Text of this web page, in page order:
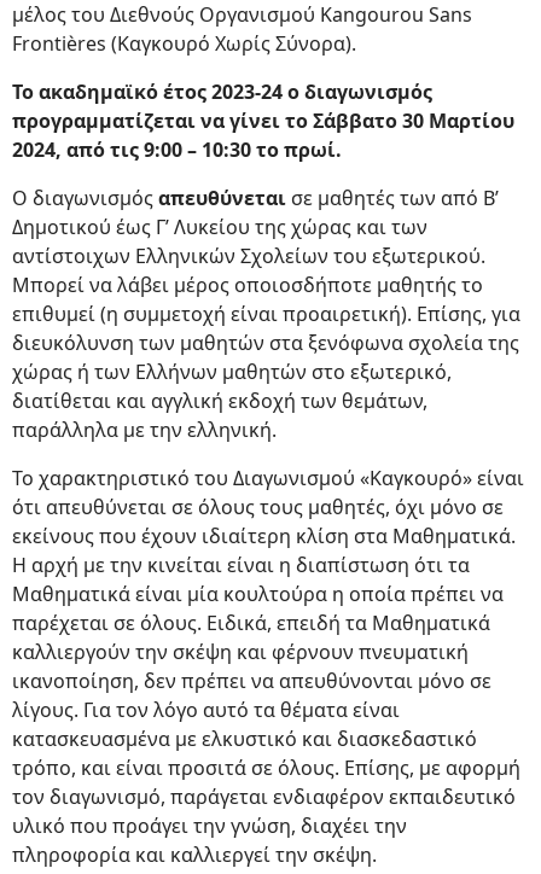
μέλος του Διεθνούς Οργανισμού Kangourou Sans
Frontières (Καγκουρό Χωρίς Σύνορα).
Το ακαδημαϊκό έτος 2023-24 ο διαγωνισμός
προγραμματίζεται να γίνει το Σάββατο 30 Μαρτίου
2024, από τις 9:00 – 10:30 το πρωί.
Ο διαγωνισμόςαπευθύνεται σε μαθητές των από Β’
Δημοτικού έως Γ’ Λυκείου της χώρας και των
αντίστοιχων Ελληνικών Σχολείων του εξωτερικού.
Μπορεί να λάβει μέρος οποιοσδήποτε μαθητής το
επιθυμεί (η συμμετοχή είναι προαιρετική). Επίσης, για
διευκόλυνση των μαθητών στα ξενόφωνα σχολεία της
χώρας ή των Ελλήνων μαθητών στο εξωτερικό,
διατίθεται και αγγλική εκδοχή των θεμάτων,
παράλληλα με την ελληνική.
Το χαρακτηριστικό του Διαγωνισμού «Καγκουρό» είναι
ότι απευθύνεται σε όλους τους μαθητές, όχι μόνο σε
εκείνους που έχουν ιδιαίτερη κλίση στα Μαθηματικά.
Η αρχή με την κινείται είναι η διαπίστωση ότι τα
Μαθηματικά είναι μία κουλτούρα η οποία πρέπει να
παρέχεται σε όλους. Ειδικά, επειδή τα Μαθηματικά
καλλιεργούν την σκέψη και φέρνουν πνευματική
ικανοποίηση, δεν πρέπει να απευθύνονται μόνο σε
λίγους. Για τον λόγο αυτό τα θέματα είναι
κατασκευασμένα με ελκυστικό και διασκεδαστικό
τρόπο, και είναι προσιτά σε όλους. Επίσης, με αφορμή
τον διαγωνισμό, παράγεται ενδιαφέρον εκπαιδευτικό
υλικό που προάγει την γνώση, διαχέει την
πληροφορία και καλλιεργεί την σκέψη.